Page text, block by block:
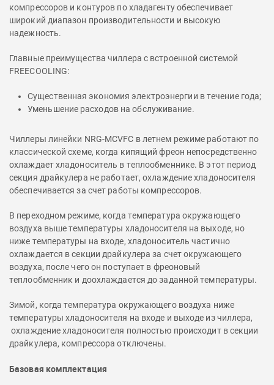
компрессоров и контуров по хладагенту обеспечивает
широкий диапазон производительности и высокую
надежность.
Главные преимущества чиллера с встроенной системой
FREECOOLING:
Существенная экономия электроэнергии в течение года;
Уменьшение расходов на обслуживание.
Чиллеры линейки NRG-MCVFC в летнем режиме работают по
классической схеме, когда кипящий фреон непосредственно
охлаждает хладоноситель в теплообменнике. В этот период
секция драйкулера не работает, охлаждение хладоносителя
обеспечивается за счет работы компрессоров.
В переходном режиме, когда температура окружающего
воздуха выше температуры хладоносителя на выходе, но
ниже температуры на входе, хладоноситель частично
охлаждается в секции драйкулера за счет окружающего
воздуха, после чего он поступает в фреоновый
теплообменник и доохлаждается до заданной температуры.
Зимой, когда температура окружающего воздуха ниже
температуры хладоносителя на входе и выходе из чиллера,
охлаждение хладоносителя полностью происходит в секции
драйкулера, компрессора отключены.
Базовая комплектация